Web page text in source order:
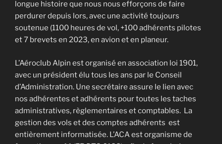
longue histoire que nous nous efforçons de faire
perdurer depuis lors, avec une activité toujours
soutenue (1100 heures de vol, +100 adhérents pilotes
et 7 brevets en 2023, en avion et en planeur.
L’Aéroclub Alpin est organisé en association loi 1901,
avec un président élu tous les ans par le Conseil
d’Administration. Une secrétaire assure le lien avec
nos adhérentes et adhérents pour toutes les taches
administratives, règlementaires et comptables. La
gestion des vols et des comptes adhérents est
entièrement informatisée. L’ACA est organisme de